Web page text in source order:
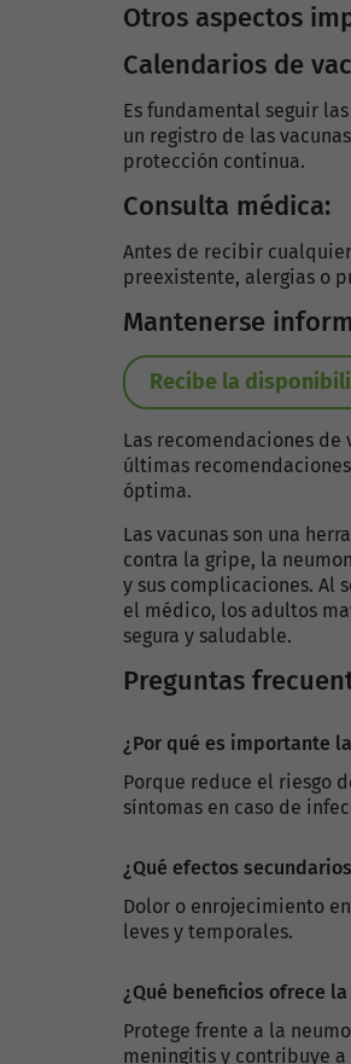
Otros aspectos
Calendarios de
Es fundamental seguir
un registro de las
protección continua.
Consulta médica:
Antes de recibir
preexistente, alergias o
Mantenerse
Recibe la
Las recomendaciones
últimas
óptima.
Las vacunas son una
contra la gripe, la
y sus complicaciones. Al
el médico, los adultos
segura y saludable.
Preguntas
¿Por qué es importante
Porque reduce el riesgo
síntomas en caso de
¿Qué efectos
Dolor o enrojecimiento
leves y temporales.
¿Qué beneficios ofrece
Protege frente a la
meningitis y contribuye